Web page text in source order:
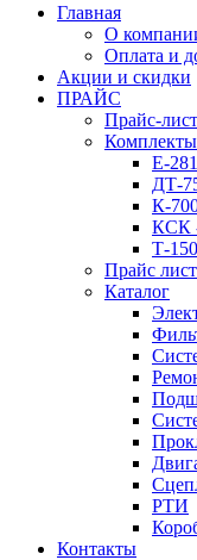
Главная
О
Оплата и
Акции и скидки
ПРАЙС
Прайс-
Комплекты
Е-281
ДТ-
К-
КСК
Т-150
Прайс
Каталог
РТИ
Контакты